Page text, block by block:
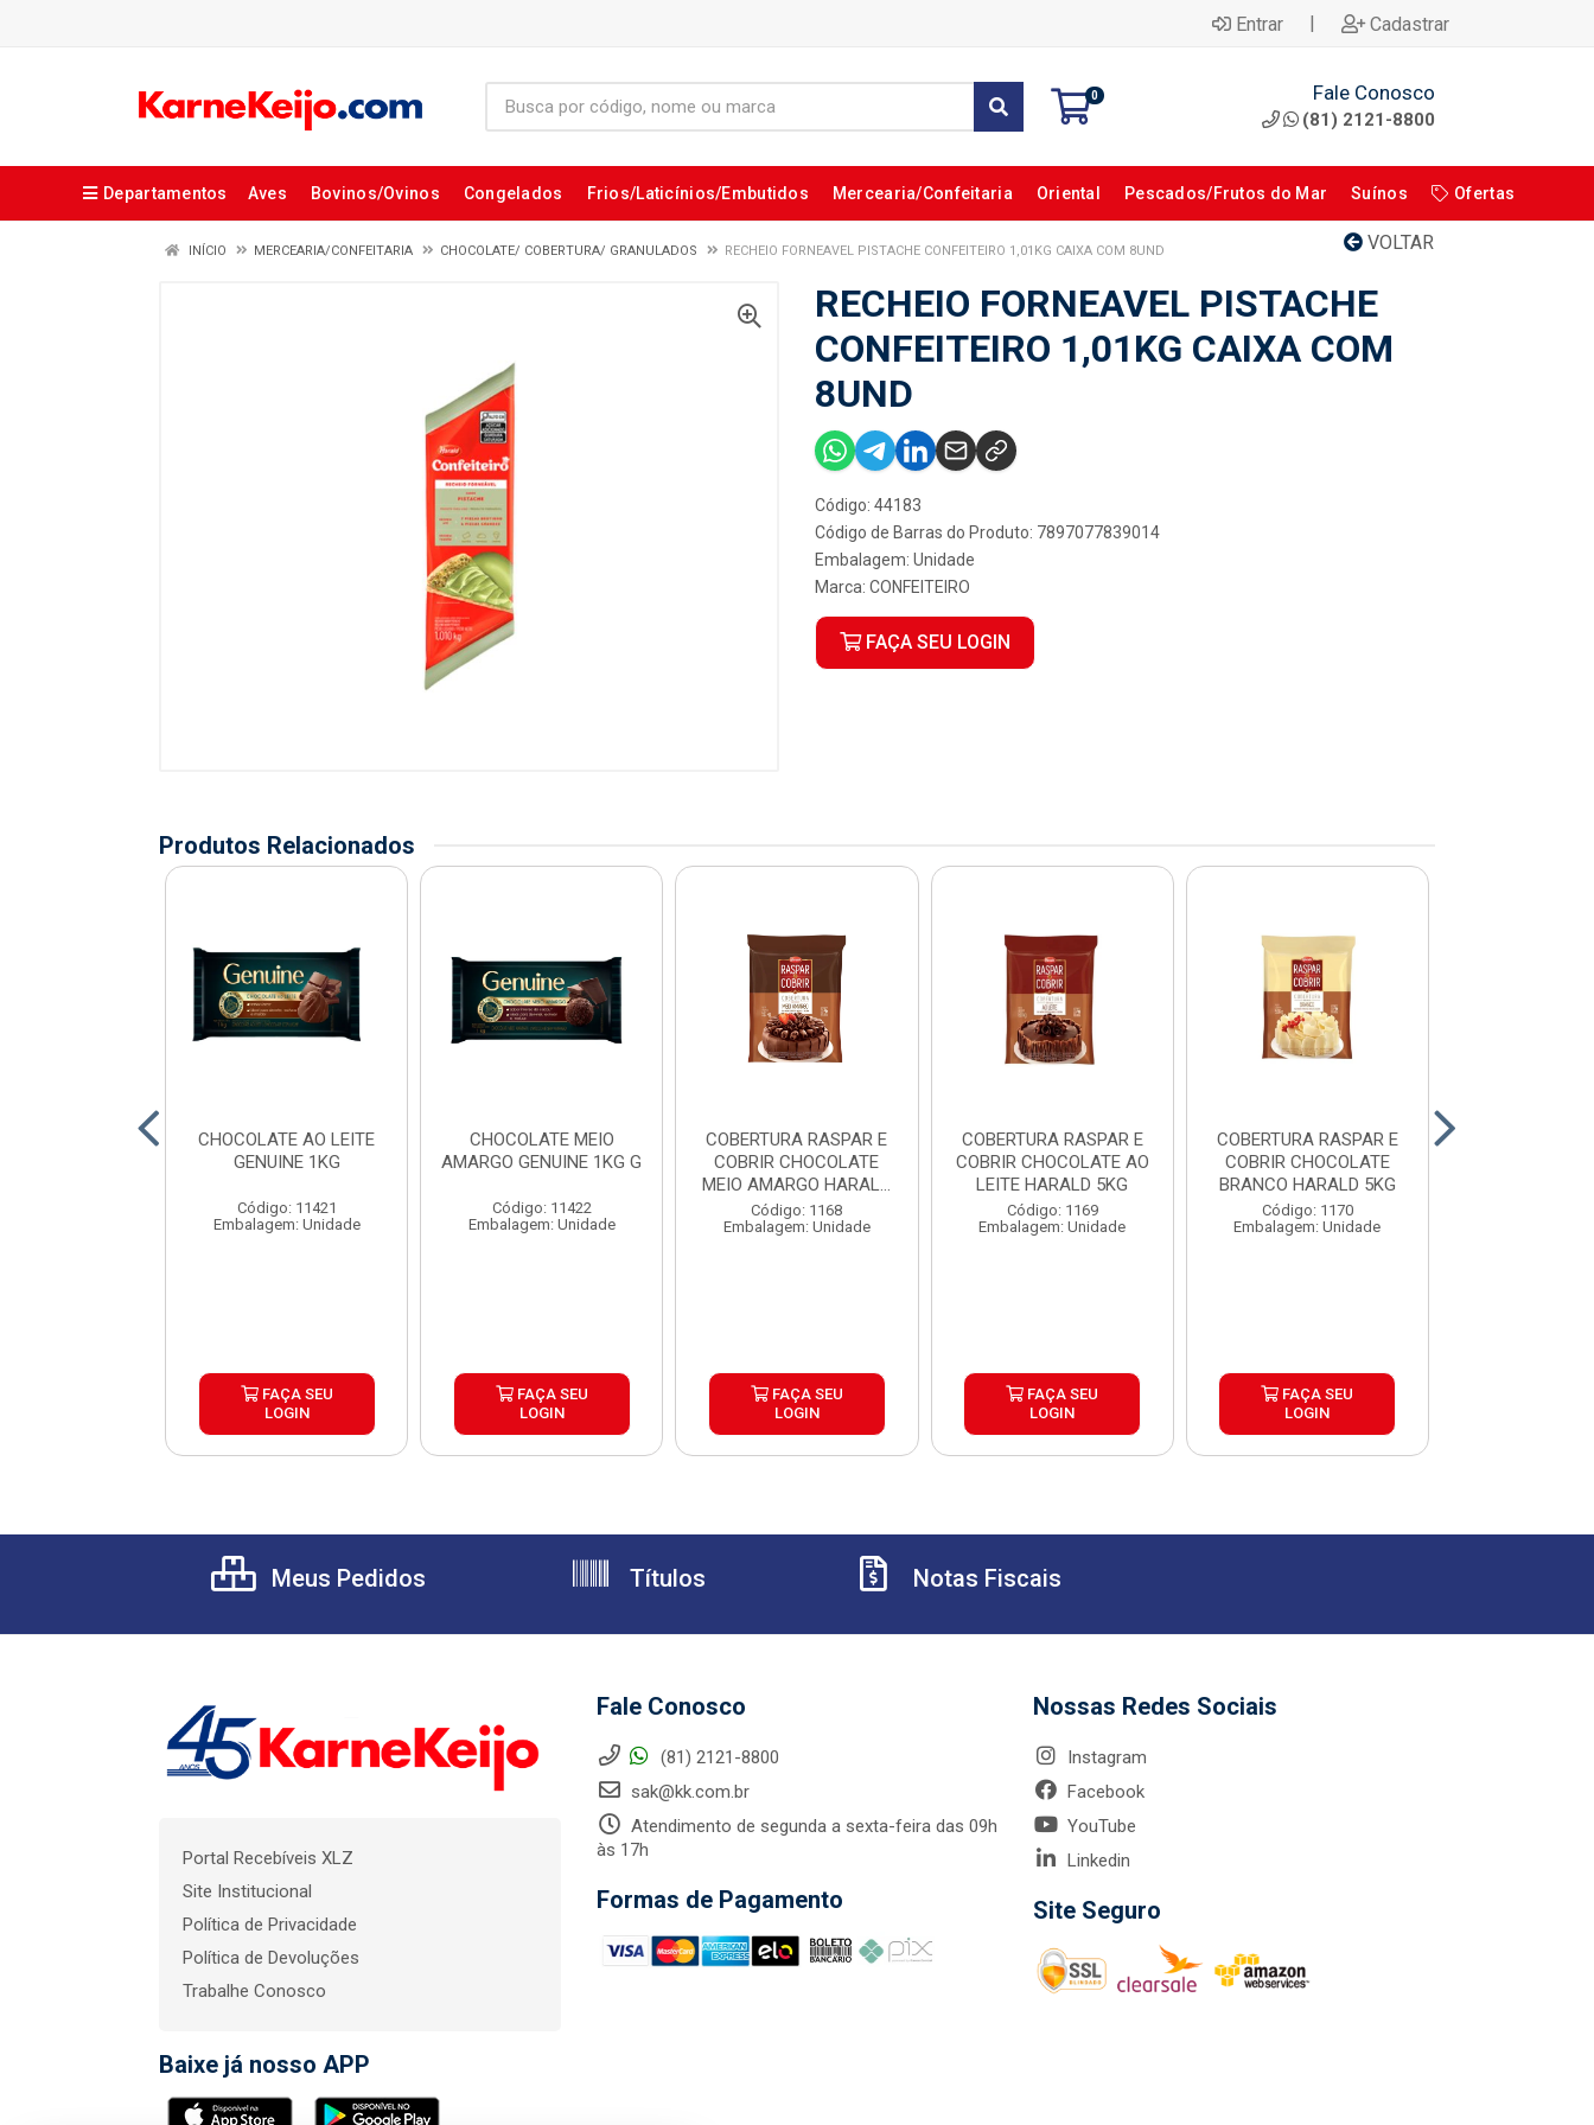
Entrar | Cadastrar
0 Fale Conosco
(81) 2121-8800
Departamentos Aves Bovinos/Ovinos Congelados Frios/Laticínios/Embutidos Mercearia/Confeitaria Oriental Pescados/Frutos do Mar Suínos Ofertas
VOLTAR
INÍCIO MERCEARIA/CONFEITARIA CHOCOLATE/ COBERTURA/ GRANULADOS RECHEIO FORNEAVEL PISTACHE CONFEITEIRO 1,01KG CAIXA COM 8UND
RECHEIO FORNEAVEL PISTACHE
CONFEITEIRO 1,01KG CAIXA COM
8UND
Código: 44183
Código de Barras do Produto: 7897077839014
Embalagem: Unidade
Marca: CONFEITEIRO
FAÇA SEU LOGIN
Produtos Relacionados
CHOCOLATE AO LEITE
GENUINE 1KG
Código: 11421
Embalagem: Unidade
FAÇA SEU
LOGIN
CHOCOLATE MEIO
AMARGO GENUINE 1KG G
Código: 11422
Embalagem: Unidade
FAÇA SEU
LOGIN
COBERTURA RASPAR E
COBRIR CHOCOLATE
MEIO AMARGO HARALD
5KG
Código: 1168
Embalagem: Unidade
FAÇA SEU
LOGIN
COBERTURA RASPAR E
COBRIR CHOCOLATE AO
LEITE HARALD 5KG
Código: 1169
Embalagem: Unidade
FAÇA SEU
LOGIN
COBERTURA RASPAR E
COBRIR CHOCOLATE
BRANCO HARALD 5KG
Código: 1170
Embalagem: Unidade
FAÇA SEU
LOGIN
Meus Pedidos Títulos Notas Fiscais
Portal Recebíveis XLZ
Site Institucional
Política de Privacidade
Política de Devoluções
Trabalhe Conosco
Baixe já nosso APP
Fale Conosco
(81) 2121-8800
sak@kk.com.br
Atendimento de segunda a sexta-feira das 09h
às 17h
Formas de Pagamento
Nossas Redes Sociais
Instagram
Facebook
YouTube
Linkedin
Site Seguro